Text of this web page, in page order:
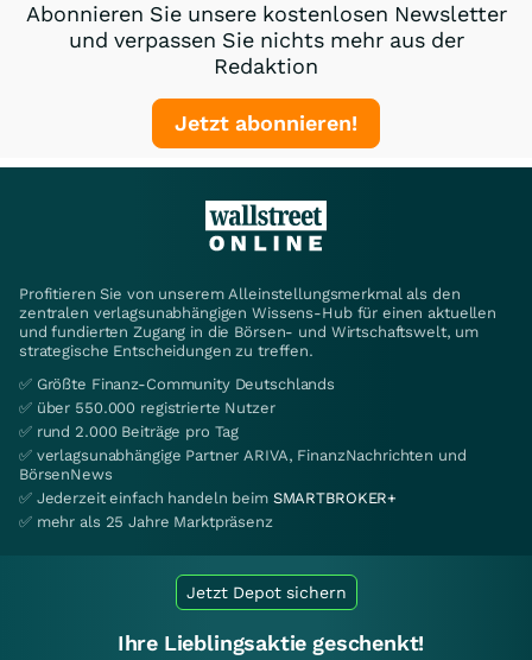
Abonnieren Sie unsere kostenlosen Newsletter
und verpassen Sie nichts mehr aus der
Redaktion
Jetzt abonnieren!
Profitieren Sie von unserem Alleinstellungsmerkmal als den
zentralen verlagsunabhängigen Wissens-Hub für einen aktuellen
und fundierten Zugang in die Börsen- und Wirtschaftswelt, um
strategische Entscheidungen zu treffen.
✅ Größte Finanz-Community Deutschlands
✅ über 550.000 registrierte Nutzer
✅ rund 2.000 Beiträge pro Tag
✅ verlagsunabhängige Partner ARIVA, FinanzNachrichten und
BörsenNews
✅ Jederzeit einfach handeln beim SMARTBROKER+
✅ mehr als 25 Jahre Marktpräsenz
Jetzt Depot sichern
Ihre Lieblingsaktie geschenkt!